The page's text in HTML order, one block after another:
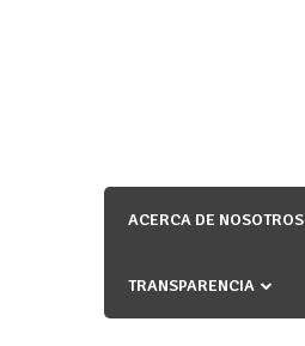
ACERCA DE NOSOTROS
TRANSPARENCIA